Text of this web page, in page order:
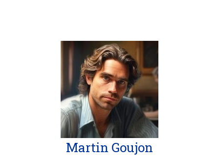
Martin Goujon